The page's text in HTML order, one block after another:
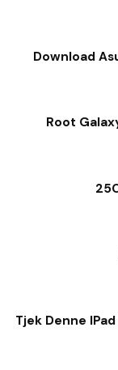
Download
Root
Tjek Denne